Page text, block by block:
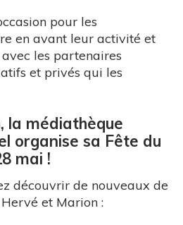
pour les
en avant leur activité et
les partenaires
et privés qui les
la médiathèque
organise sa Fête du
mai !
découvrir de nouveaux de
et Marion :